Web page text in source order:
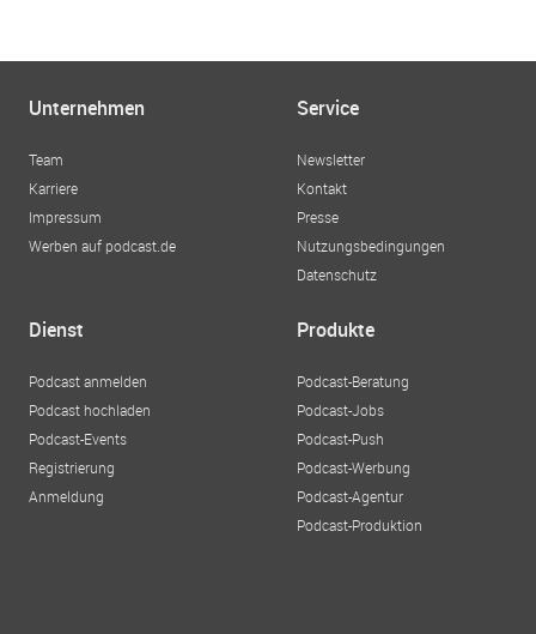
Unternehmen
Team
Karriere
Impressum
Werben auf podcast.de
Service
Newsletter
Kontakt
Presse
Nutzungsbedingungen
Datenschutz
Dienst
Podcast anmelden
Podcast hochladen
Podcast-Events
Registrierung
Anmeldung
Produkte
Podcast-Beratung
Podcast-Jobs
Podcast-Push
Podcast-Werbung
Podcast-Agentur
Podcast-Produktion